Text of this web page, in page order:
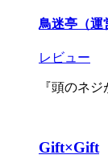
鳥迷亭（運
レビュー
『頭のネ
Gift×Gift